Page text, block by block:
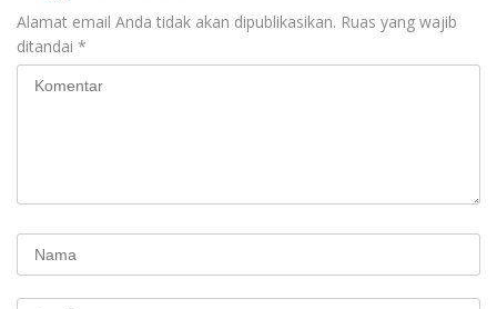
Alamat email Anda tidak akan dipublikasikan. Ruas yang wajib
ditandai *